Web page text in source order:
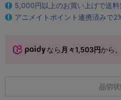
5,000円以上のお買い上げで送料
アニメイトポイント連携済みで
なら 月々1,503円から
品切